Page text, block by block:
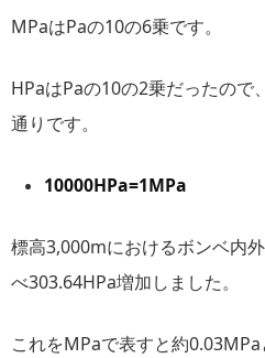
MPaはPaの10の6乗です。
HPaはPaの10の2乗だったので
通りです。
10000HPa=1MPa
標高3,000mにおけるボンベ内
べ303.64HPa増加しました。
これをMPaで表すと約0.03MPa